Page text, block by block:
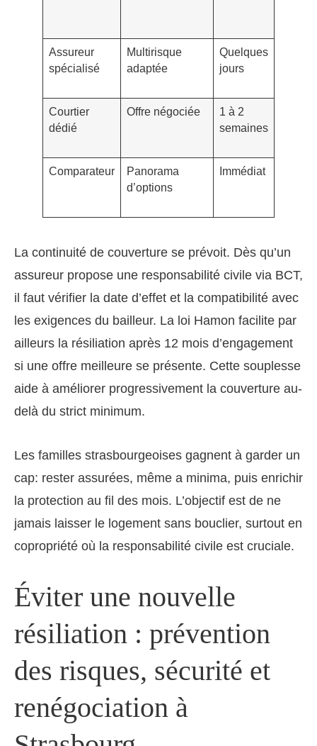
Assureur
spécialisé
Multirisque
adaptée
Quelques
jours
Courtier
dédié
Offre négociée
1 à 2
semaines
Comparateur
Panorama
d’options
Immédiat
La continuité de couverture se prévoit. Dès qu’un
assureur propose une responsabilité civile via BCT,
il faut vérifier la date d’effet et la compatibilité avec
les exigences du bailleur. La loi Hamon facilite par
ailleurs la résiliation après 12 mois d’engagement
si une offre meilleure se présente. Cette souplesse
aide à améliorer progressivement la couverture au-
delà du strict minimum.
Les familles strasbourgeoises gagnent à garder un
cap: rester assurées, même a minima, puis enrichir
la protection au fil des mois. L’objectif est de ne
jamais laisser le logement sans bouclier, surtout en
copropriété où la responsabilité civile est cruciale.
Éviter une nouvelle
résiliation : prévention
des risques, sécurité et
renégociation à